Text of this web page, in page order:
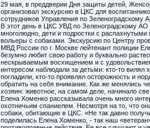
29 мая, в преддверии Дня защиты детей,
организовал экскурсию в ЦКС для
сотрудников Управления по
В этот день в ЦКС УВД по Зеленоградскому
многолюдно, дети и подростки с
вольеры с собаками. Экскурсию по Центру
МВД России по г. Москве лейтенант полиции
безумно любит свою работу и буквально
нескрываемым восхищением и с
интересом наблюдали за детьми: кто-то вилял
погладили, кто-то проявлял осторожность и
обратить на себя внимание. Как же менялись
хозяин: животное, на самом деле, начинало
Елена Хоменко рассказывала очень много
охотничьим спаниелем. Несмотря на то, что
собаки, обитающие в ЦКС. «Не так давно
поделилась Елена Хоменко, - так наш